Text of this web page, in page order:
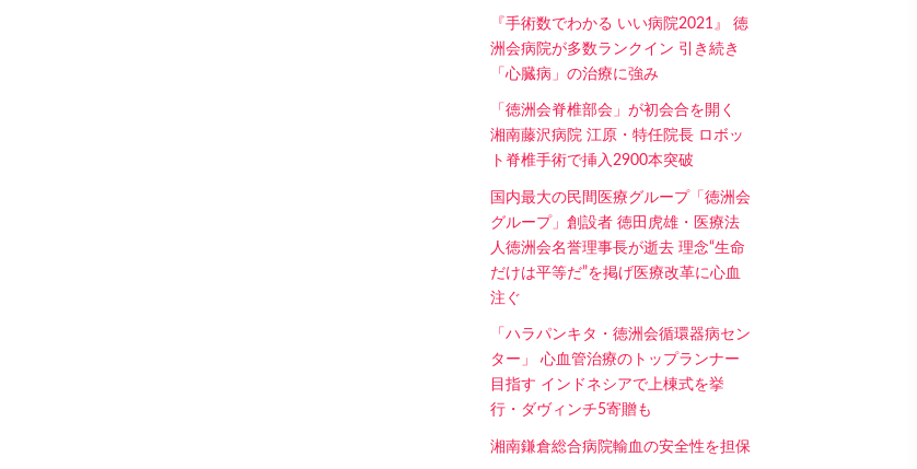
『手術数でわかる いい病院2021』 徳
洲会病院が多数ランクイン 引き続き
「心臓病」の治療に強み
「徳洲会脊椎部会」が初会合を開く
湘南藤沢病院 江原・特任院長 ロボッ
ト脊椎手術で挿入2900本突破
国内最大の民間医療グループ「徳洲会
グループ」創設者 徳田虎雄・医療法
人徳洲会名誉理事長が逝去 理念“生命
だけは平等だ”を掲げ医療改革に心血
注ぐ
「ハラパンキタ・徳洲会循環器病セン
ター」 心血管治療のトップランナー
目指す インドネシアで上棟式を挙
行・ダヴィンチ5寄贈も
湘南鎌倉総合病院輸血の安全性を担保